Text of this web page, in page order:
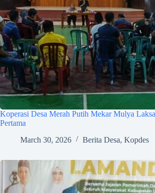
Koperasi Desa Merah Putih Mekar Mulya
Pertama
March 30, 2026
Berita Desa, Kopdes